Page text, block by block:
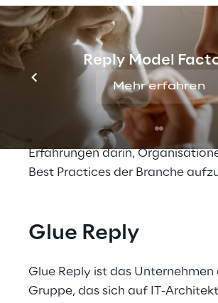
Reply Model
Mehr erfahren
helfen, das Beste beider Seiten
einfache, nützliche Modelle und
Architekturen, die eine
Sprache innerhalb von
ermöglichen, und Compliance
Kundenorientierung stützen.
verfügt ebenfalls über
Erfahrungen darin,
Best Practices der Branche
Glue Reply
Glue Reply ist das Unternehmen
Gruppe, das sich auf IT-